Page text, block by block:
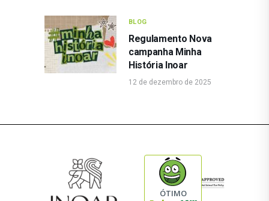
BLOG
Regulamento Nova
campanha Minha
História Inoar
12 de dezembro de 2025
ÓTIMO